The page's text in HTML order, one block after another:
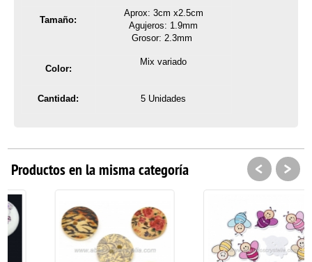
Tamaño:
Aprox: 3cm x2.5cm
Agujeros: 1.9mm
Grosor: 2.3mm
Color:
Mix variado
Cantidad: 5 Unidades
Productos en la misma categoría < >